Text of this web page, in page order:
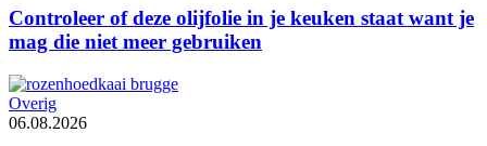
Controleer of deze olijfolie in je keuken staat want je
mag die niet meer gebruiken
Overig
06.08.2026